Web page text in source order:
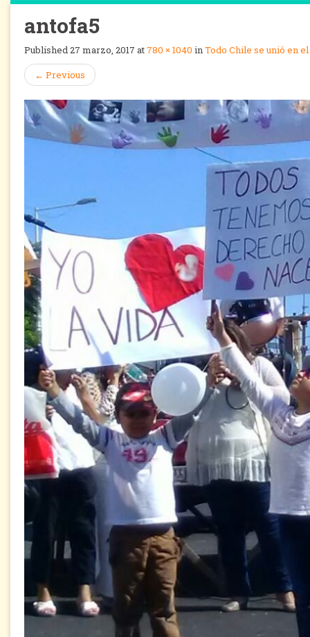
antofa5
Published27 marzo, 2017 at 780 × 1040 inTodo Chile se unió en
← Previous